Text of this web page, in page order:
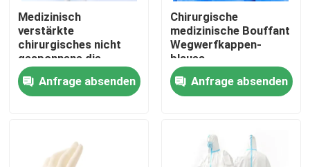
Haus
Produkte
Fabrik-Ausflug
Medizinisch
verstärkte
chirurgisches nicht
gesponnene die
Isolierungs-
Wegwerfkleidersterile
Kleidung
Anfrage absenden
Chirurgische
medizinische Bouffant
Wegwerfkappen-
blaues
Hauptabdeckungs-
nicht Gewebe
Anfrage absenden